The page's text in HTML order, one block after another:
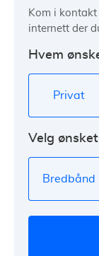
Kom i
internett der
Hvem
Privat
Velg
Bredbånd